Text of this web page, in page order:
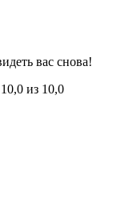
вас снова!
10,0 из 10,0